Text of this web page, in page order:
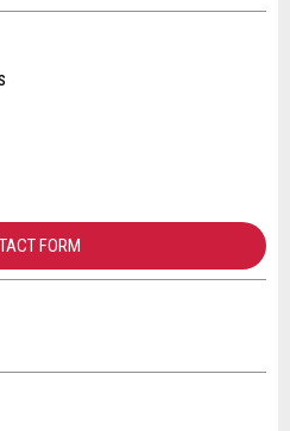
FORM
to contact for this ad.